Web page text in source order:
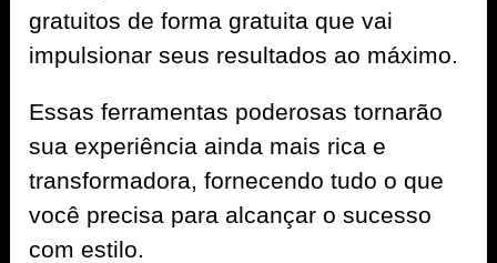
gratuitos de forma gratuita que vai
impulsionar seus resultados ao máximo.
Essas ferramentas poderosas tornarão
sua experiência ainda mais rica e
transformadora, fornecendo tudo o que
você precisa para alcançar o sucesso
com estilo.